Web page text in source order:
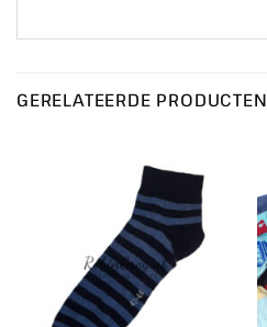
GERELATEERDE PRODUCTEN